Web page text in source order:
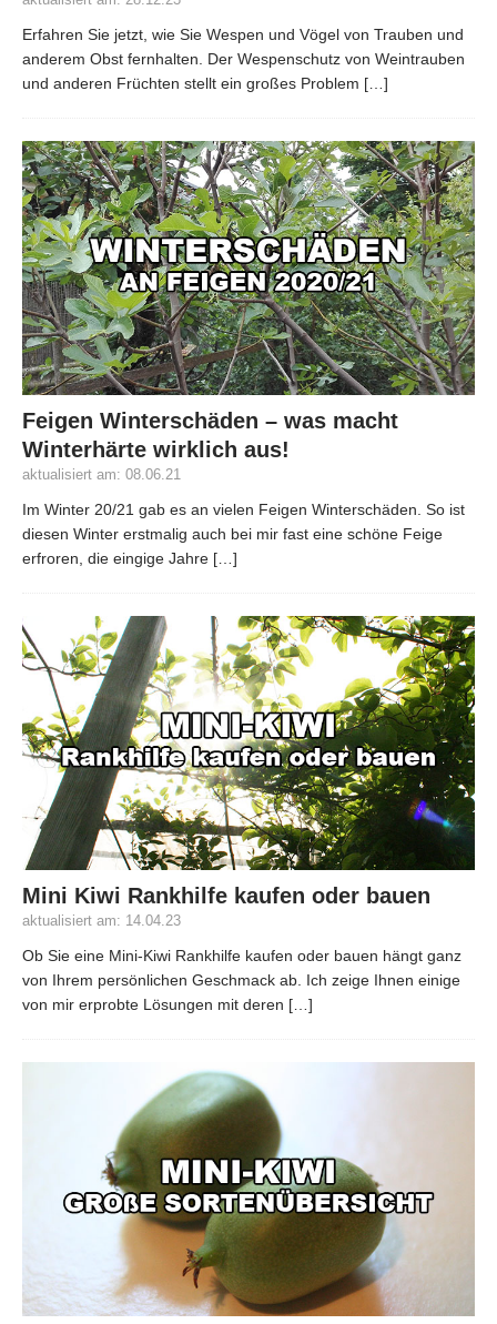
Erfahren Sie jetzt, wie Sie Wespen und Vögel von Trauben und
anderem Obst fernhalten. Der Wespenschutz von Weintrauben
und anderen Früchten stellt ein großes Problem […]
Feigen Winterschäden – was macht
Winterhärte wirklich aus!
aktualisiert am: 08.06.21
Im Winter 20/21 gab es an vielen Feigen Winterschäden. So ist
diesen Winter erstmalig auch bei mir fast eine schöne Feige
erfroren, die eingige Jahre […]
Mini Kiwi Rankhilfe kaufen oder bauen
aktualisiert am: 14.04.23
Ob Sie eine Mini-Kiwi Rankhilfe kaufen oder bauen hängt ganz
von Ihrem persönlichen Geschmack ab. Ich zeige Ihnen einige
von mir erprobte Lösungen mit deren […]